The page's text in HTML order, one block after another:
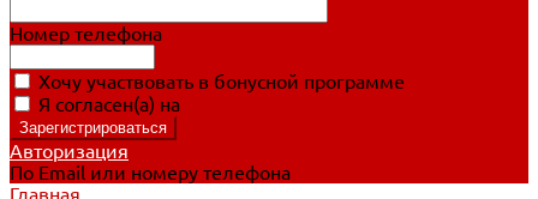
Номер телефона
Хочу участвовать в бонусной программе
Я согласен(а) на
Авторизация
По Email или номеру телефона
Главная